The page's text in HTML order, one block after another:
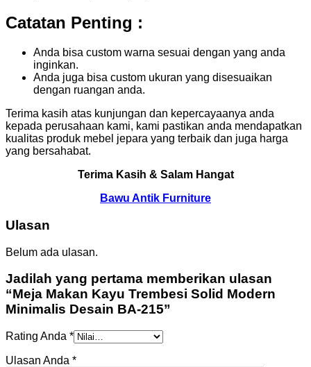
Catatan Penting :
Anda bisa custom warna sesuai dengan yang anda
inginkan.
Anda juga bisa custom ukuran yang disesuaikan
dengan ruangan anda.
Terima kasih atas kunjungan dan kepercayaanya anda
kepada perusahaan kami, kami pastikan anda mendapatkan
kualitas produk mebel jepara yang terbaik dan juga harga
yang bersahabat.
Terima Kasih & Salam Hangat
Bawu Antik Furniture
Ulasan
Belum ada ulasan.
Jadilah yang pertama memberikan ulasan
“Meja Makan Kayu Trembesi Solid Modern
Minimalis Desain BA-215”
Rating Anda *
Ulasan Anda *